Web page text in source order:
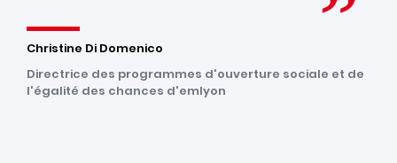
Christine Di Domenico
Directrice des programmes d'ouverture sociale et de
l'égalité des chances d'emlyon